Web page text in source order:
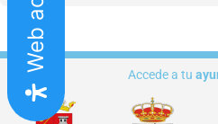
Accede a tu